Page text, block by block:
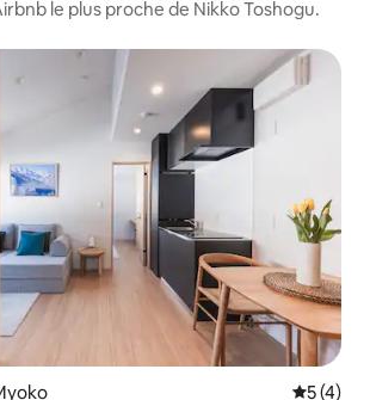
le plus proche de Nikko Toshogu.
5 (4)